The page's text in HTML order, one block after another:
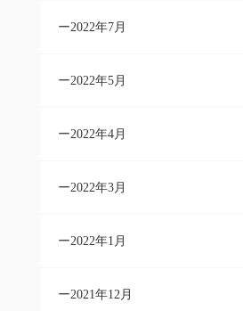
2022年7月
2022年5月
2022年4月
2022年3月
2022年1月
2021年12月